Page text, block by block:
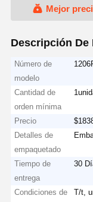
Mejor
Descripción De
Número de
modelo
Cantidad de
orden mínima
Precio
Detalles de
empaquetado
Tiempo de
entrega
30
Condiciones de
T/t,